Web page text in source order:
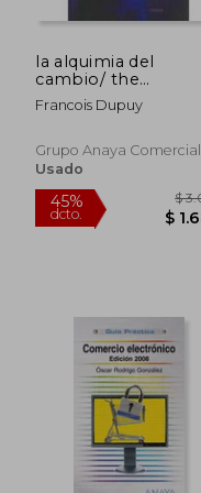
45%
dcto.
la alquimia del
cambio/ the
chemistry of
change,estrategias
modernizacion /
problems, phases
Francois Dupuy
Grupo Anaya Comercial,
Usado